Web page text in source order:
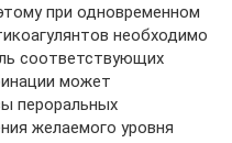
при одновременном
необходимо
соответствующих
может
пероральных
желаемого уровня